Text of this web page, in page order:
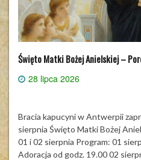
Święto Matki Bożej Anielskiej –
28 lipca 2026
Bracia kapucyni w Antwerpii
sierpnia Święto Matki Bożej
01 i 02 sierpnia Program: 01
Adoracja od godz. 19.00 02